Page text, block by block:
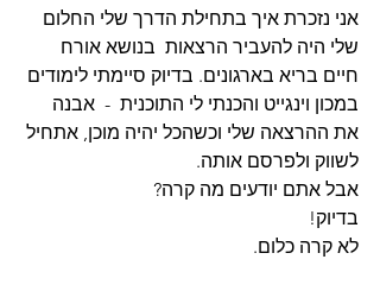
אני נזכרת איך בתחילת הדרך שלי החלום
שלי היה להעביר הרצאות  בנושא אורח
חיים בריא בארגונים. בדיוק סיימתי לימודים
במכון וינגייט והכנתי לי התוכנית  -  אבנה
את ההרצאה שלי וכשהכל יהיה מוכן, אתחיל
לשווק ולפרסם אותה.
אבל אתם יודעים מה קרה?
בדיוק! ‎
לא קרה כלום.